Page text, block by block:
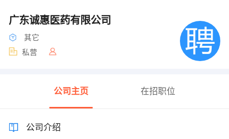
广东诚惠医药有限公司
其它
私营
公司主页 在招职位
公司介绍